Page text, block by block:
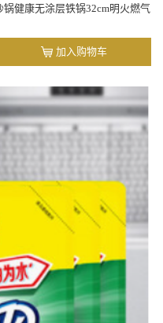
锅健康无涂层铁锅32cm明火燃气
加入购物车